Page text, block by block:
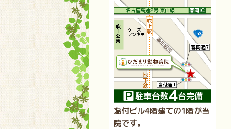
塩付ビル4階建ての1階が当
院です。